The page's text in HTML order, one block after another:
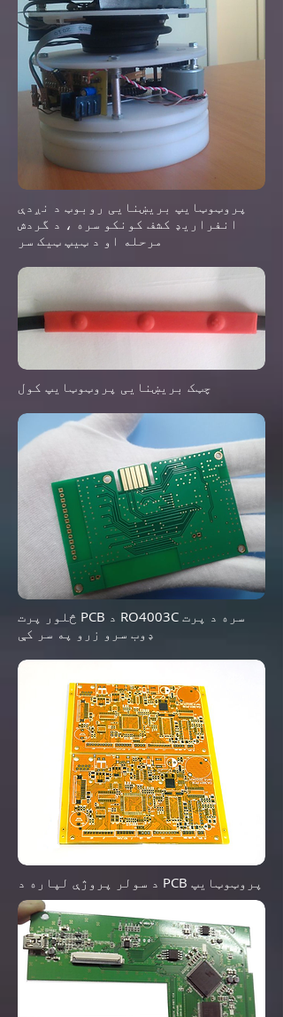
پروټوټایپ بریښنایی روبوټ د نږدې
انفراریډ کشف کونکو سره ، د گردش
مرحله او د ټیپ ټیک سر
چټک بریښنایی پروټوټایپ کول
څلور پرت PCB د RO4003C سره د پرت
ډوب سرو زرو په سر کې
د سولر پروژې لپاره د PCB پروټوټایپ